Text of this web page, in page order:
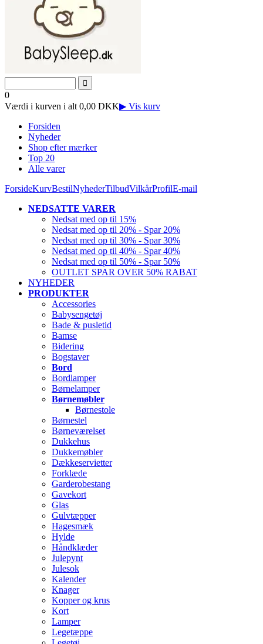
0
Værdi i kurven i alt 0,00 DKK▶ Vis kurv
Forsiden
Nyheder
Shop efter mærker
Top 20
Alle varer
ForsideKurvBestilNyhederTilbudVilkårProfilE-mail
NEDSATTE VARER
Nedsat med op til 15%
Nedsat med op til 20% - Spar 20%
Nedsat med op til 30% - Spar 30%
Nedsat med op til 40% - Spar 40%
Nedsat med op til 50% - Spar 50%
OUTLET SPAR OVER 50% RABAT
NYHEDER
PRODUKTER
Accessories
Babysengetøj
Bade & pusletid
Bamse
Bidering
Bogstaver
Bord
Bordlamper
Børnelamper
Børnemøbler
Børnestole
Børnestel
Børneværelset
Dukkehus
Dukkemøbler
Dækkeservietter
Forklæde
Garderobestang
Gavekort
Glas
Gulvtæpper
Hagesmæk
Hylde
Håndklæder
Julepynt
Julesok
Kalender
Knager
Kopper og krus
Kort
Lamper
Legetæppe